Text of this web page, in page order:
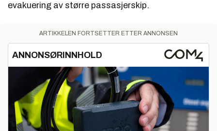
evakuering av større passasjerskip.
ARTIKKELEN FORTSETTER ETTER ANNONSEN
ANNONSØRINNHOLD